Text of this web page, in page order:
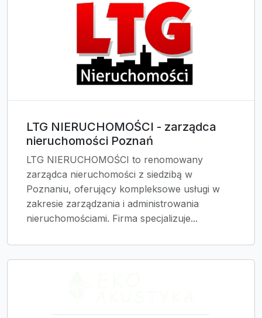
LTG NIERUCHOMOŚCI - zarządca
nieruchomości Poznań
LTG NIERUCHOMOŚCI to renomowany
zarządca nieruchomości z siedzibą w
Poznaniu, oferujący kompleksowe usługi w
zakresie zarządzania i administrowania
nieruchomościami. Firma specjalizuje...